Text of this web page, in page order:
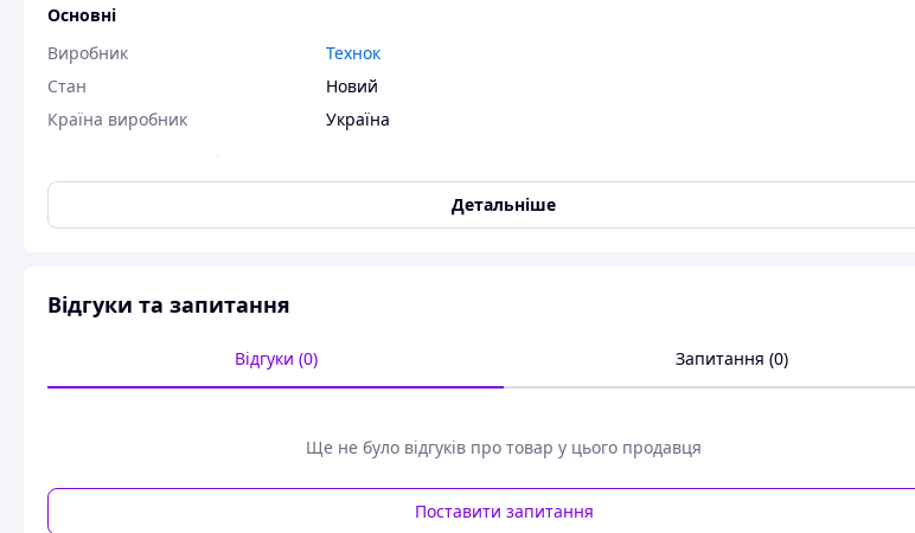
Основні
Виробник
Технок
Стан
Новий
Країна виробник
Україна
Паковання:Коробка
Детальніше
Відгуки та запитання
Відгуки (0) Запитання (0)
Ще не було відгуків про товар у цього продавця
Поставити запитання